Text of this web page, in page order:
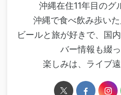
沖縄在住11年目のグ
沖縄で食べ飲み歩いた
ビールと旅が好きで、国
バー情報も綴っ
楽しみは、ライブ遠